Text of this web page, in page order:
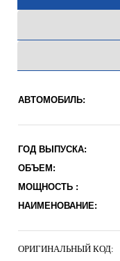
АВТОМОБИЛЬ:
ГОД ВЫПУСКА:
ОБЪЕМ:
МОЩНОСТЬ :
НАИМЕНОВАНИЕ:
ОРИГИНАЛЬНЫЙ КОД: